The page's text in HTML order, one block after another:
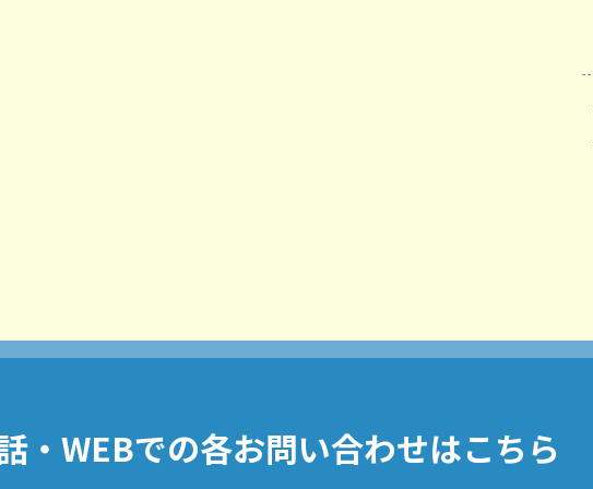
・WEBでの各お問い合わせはこちら